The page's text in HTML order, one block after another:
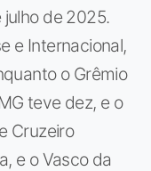
de 2025.
e Internacional,
o Grêmio
teve dez, e o
Cruzeiro
e o Vasco da